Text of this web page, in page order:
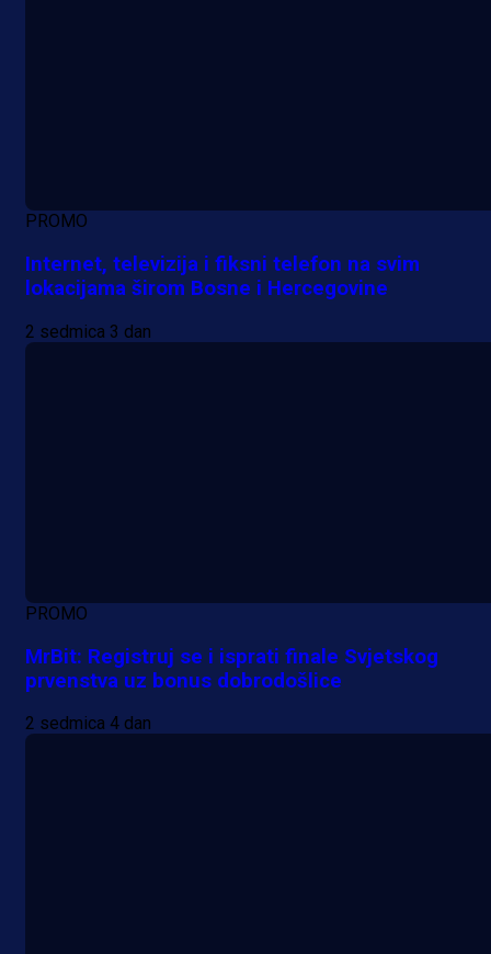
PROMO
Internet, televizija i fiksni telefon na svim
lokacijama širom Bosne i Hercegovine
2 sedmica 3 dan
PROMO
MrBit: Registruj se i isprati finale Svjetskog
prvenstva uz bonus dobrodošlice
2 sedmica 4 dan